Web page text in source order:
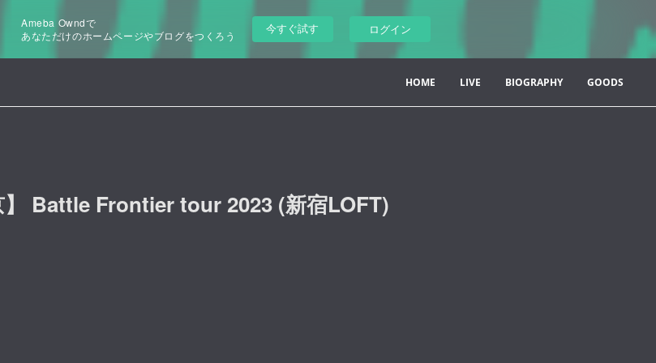
Ameba Owndで
あなただけのホームページやブログをつくろう
今すぐ試す ログイン
HOME LIVE BIOGRAPHY GOODS
】 Battle Frontier tour 2023 (新宿LOFT)